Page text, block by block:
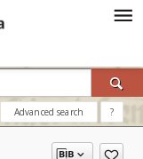
Advanced search ?